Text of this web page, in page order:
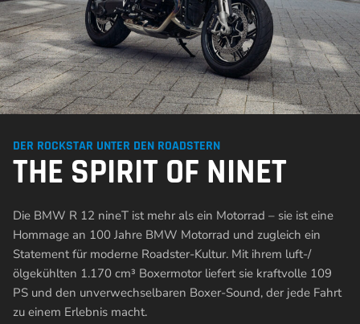
DER ROCKSTAR UNTER DEN ROADSTERN
THE SPIRIT OF NINET
Die BMW R 12 nineT ist mehr als ein Motorrad – sie ist eine
Hommage an 100 Jahre BMW Motorrad und zugleich ein
Statement für moderne Roadster-Kultur. Mit ihrem luft-/
ölgekühlten 1.170 cm³ Boxermotor liefert sie kraftvolle 109
PS und den unverwechselbaren Boxer-Sound, der jede Fahrt
zu einem Erlebnis macht.